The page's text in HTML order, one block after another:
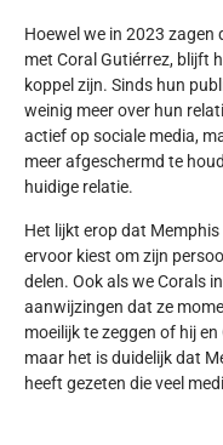
Hoewel we in 2023
met Coral Gutiérrez, blijft
koppel zijn. Sinds hun
weinig meer over hun
actief op sociale media,
meer afgeschermd te
huidige relatie.
Het lijkt erop dat
ervoor kiest om zijn
delen. Ook als we Corals
aanwijzingen dat ze
moeilijk te zeggen of hij
maar het is duidelijk dat
heeft gezeten die veel